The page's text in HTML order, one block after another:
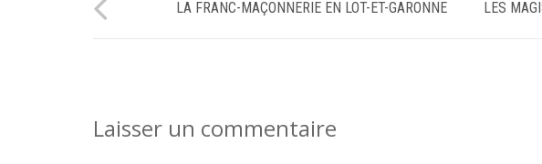
LA FRANC-MAÇONNERIE EN LOT-ET-GARONNE LES
Laisser un commentaire